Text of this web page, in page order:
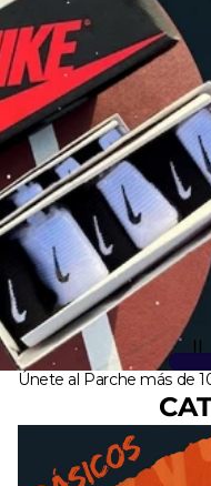
Únete al Parche más de